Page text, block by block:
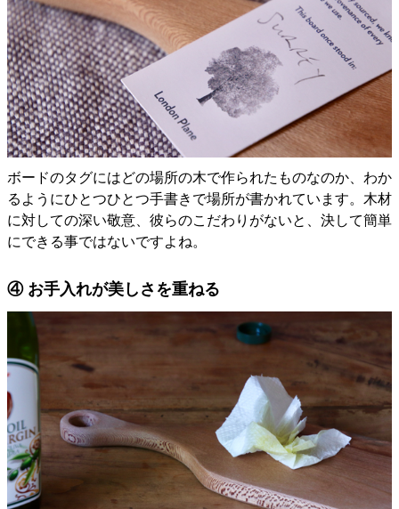
ボードのタグにはどの場所の木で作られたものなのか、わか
るようにひとつひとつ手書きで場所が書かれています。木材
に対しての深い敬意、彼らのこだわりがないと、決して簡単
にできる事ではないですよね。
④ お手入れが美しさを重ねる